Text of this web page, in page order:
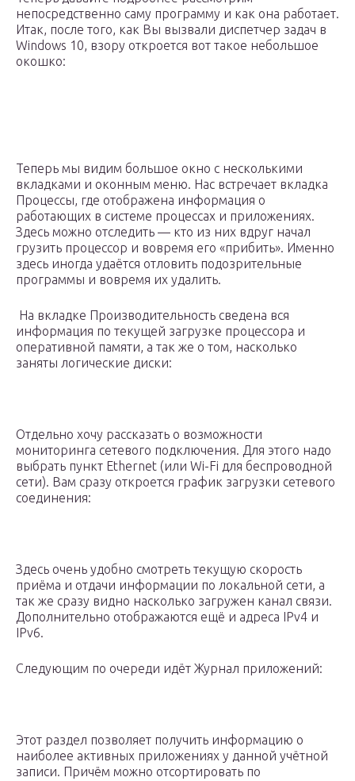
непосредственно саму программу и как она работает.
Итак, после того, как Вы вызвали диспетчер задач в
Windows 10, взору откроется вот такое небольшое
окошко:
Теперь мы видим большое окно с несколькими
вкладками и оконным меню. Нас встречает вкладка
Процессы, где отображена информация о
работающих в системе процессах и приложениях.
Здесь можно отследить — кто из них вдруг начал
грузить процессор и вовремя его «прибить». Именно
здесь иногда удаётся отловить подозрительные
программы и вовремя их удалить.
На вкладке Производительность сведена вся
информация по текущей загрузке процессора и
оперативной памяти, а так же о том, насколько
заняты логические диски:
Отдельно хочу рассказать о возможности
мониторинга сетевого подключения. Для этого надо
выбрать пункт Ethernet (или Wi-Fi для беспроводной
сети). Вам сразу откроется график загрузки сетевого
соединения:
Здесь очень удобно смотреть текущую скорость
приёма и отдачи информации по локальной сети, а
так же сразу видно насколько загружен канал связи.
Дополнительно отображаются ещё и адреса IPv4 и
IPv6.
Следующим по очереди идёт Журнал приложений:
Этот раздел позволяет получить информацию о
наиболее активных приложениях у данной учётной
записи. Причём можно отсортировать по